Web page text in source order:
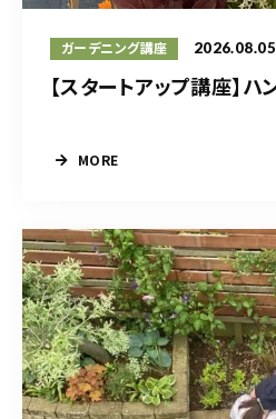
ガーデニング講座 2026.08.05
【スタートアップ講座】
MORE